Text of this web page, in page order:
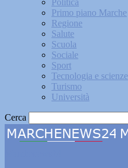
Politica
Primo piano Marche
Regione
Salute
Scuola
Sociale
Sport
Tecnologia e scienze
Turismo
Università
Cerca